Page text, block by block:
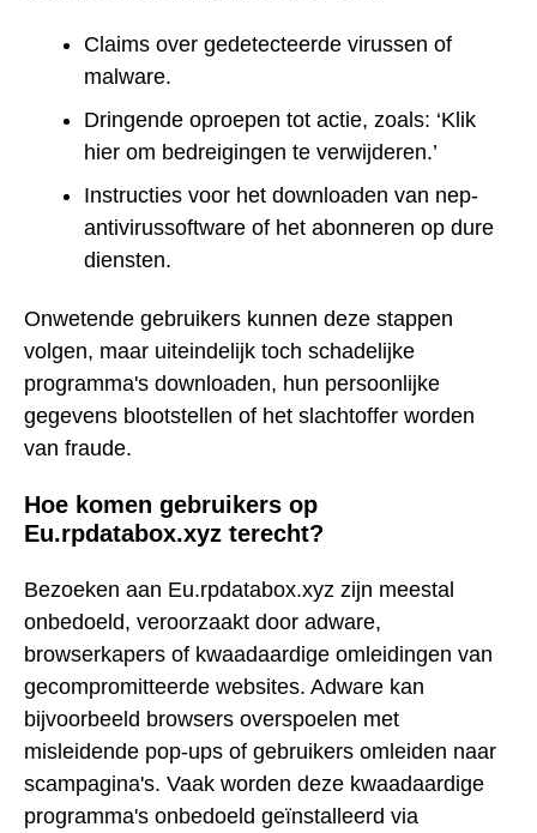
Claims over gedetecteerde virussen of
malware.
Dringende oproepen tot actie, zoals: ‘Klik
hier om bedreigingen te verwijderen.’
Instructies voor het downloaden van nep-
antivirussoftware of het abonneren op dure
diensten.
Onwetende gebruikers kunnen deze stappen
volgen, maar uiteindelijk toch schadelijke
programma's downloaden, hun persoonlijke
gegevens blootstellen of het slachtoffer worden
van fraude.
Hoe komen gebruikers op
Eu.rpdatabox.xyz terecht?
Bezoeken aan Eu.rpdatabox.xyz zijn meestal
onbedoeld, veroorzaakt door adware,
browserkapers of kwaadaardige omleidingen van
gecompromitteerde websites. Adware kan
bijvoorbeeld browsers overspoelen met
misleidende pop-ups of gebruikers omleiden naar
scampagina's. Vaak worden deze kwaadaardige
programma's onbedoeld geïnstalleerd via